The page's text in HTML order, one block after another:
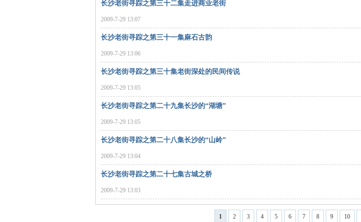
长
长沙老街寻踪之第三十二集走进商业老街
2009-7-29 13:07
长沙老街寻踪之第三十一集麻石古韵
2009-7-29 13:06
长沙老街寻踪之第三十集老街深处的民间传说
2009-7-29 13:05
长沙老街寻踪之第二十九集长沙的“湖塘”
2009-7-29 13:05
长沙老街寻踪之第二十八集长沙的“山岭”
2009-7-29 13:04
长沙老街寻踪之第二十七集古城之桥
2009-7-29 13:03
1 2 3 4 5 6 7 8 9 10